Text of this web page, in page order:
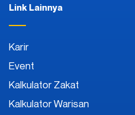
Link Lainnya
Karir
Event
Kalkulator Zakat
Kalkulator Warisan